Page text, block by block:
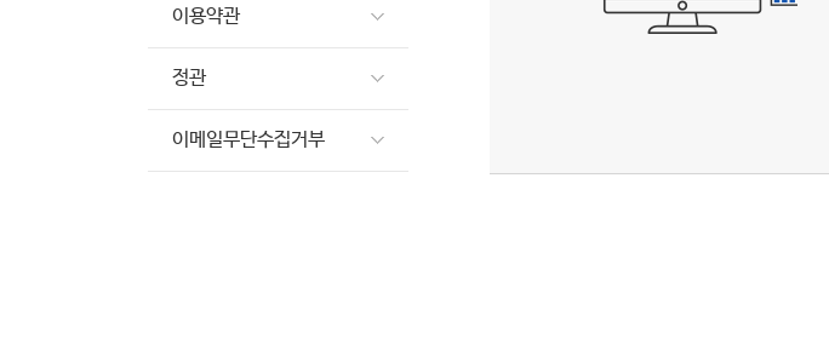
이용약관
정관
이메일무단수집거부